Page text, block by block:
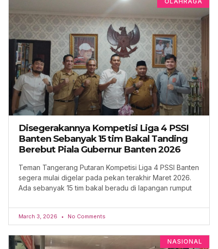
Disegerakannya Kompetisi Liga 4 PSSI
Banten Sebanyak 15 tim Bakal Tanding
Berebut Piala Gubernur Banten 2026
Teman Tangerang Putaran Kompetisi Liga 4 PSSI Banten
segera mulai digelar pada pekan terakhir Maret 2026.
Ada sebanyak 15 tim bakal beradu di lapangan rumput
March 3, 2026 No Comments
NASIONAL